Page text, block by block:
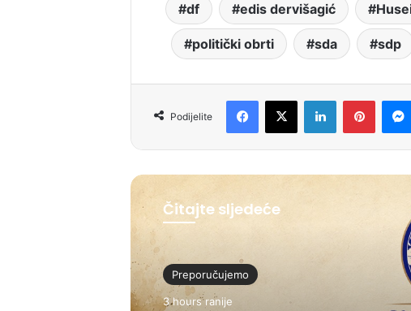
df edis dervišagić
politički obrti sda sdp
Podijelite
Čitajte sljedeće
Preporučujemo
3 hours ranije